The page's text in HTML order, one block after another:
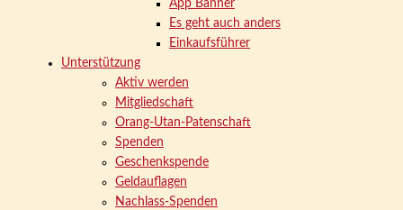
App Banner
Es geht auch anders
Einkaufsführer
Unterstützung
Aktiv werden
Mitgliedschaft
Orang-Utan-Patenschaft
Spenden
Geschenkspende
Geldauflagen
Nachlass-Spenden